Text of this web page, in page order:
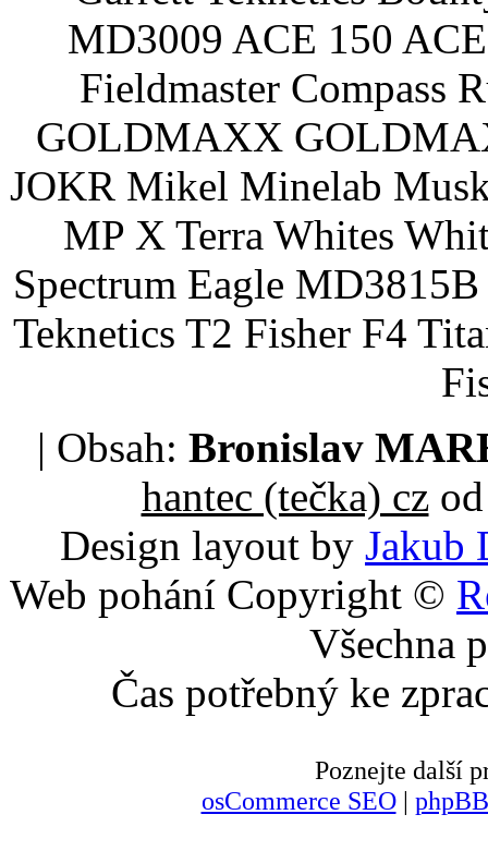
MD3009 ACE 150
Fieldmaster Compass
GOLDMAXX
JOKR Mikel Minelab
MP X Terra Whites
Spectrum Eagle
Teknetics T2 Fisher F4
| Obsah: Bronislav
hantec (tečka) czod
Design layout by Jakub
Web pohání Copyright ©
Všechna
Čas potřebný ke
Poznejte další
osCommerce SEO|